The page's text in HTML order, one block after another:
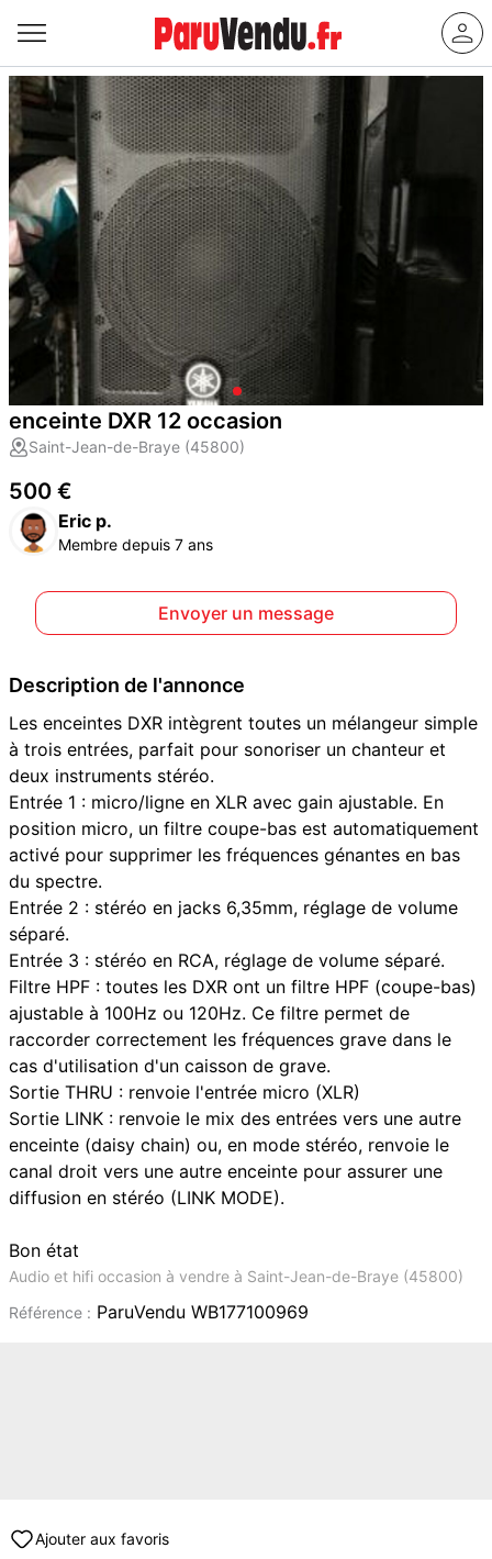
enceinte DXR 12 occasion
Saint-Jean-de-Braye (45800)
500 €
Eric p.
Membre depuis 7 ans
Envoyer un message
Description de l'annonce
Les enceintes DXR intègrent toutes un mélangeur simple
à trois entrées, parfait pour sonoriser un chanteur et
deux instruments stéréo.
Entrée 1 : micro/ligne en XLR avec gain ajustable. En
position micro, un filtre coupe-bas est automatiquement
activé pour supprimer les fréquences génantes en bas
du spectre.
Entrée 2 : stéréo en jacks 6,35mm, réglage de volume
séparé.
Entrée 3 : stéréo en RCA, réglage de volume séparé.
Filtre HPF : toutes les DXR ont un filtre HPF (coupe-bas)
ajustable à 100Hz ou 120Hz. Ce filtre permet de
raccorder correctement les fréquences grave dans le
cas d'utilisation d'un caisson de grave.
Sortie THRU : renvoie l'entrée micro (XLR)
Sortie LINK : renvoie le mix des entrées vers une autre
enceinte (daisy chain) ou, en mode stéréo, renvoie le
canal droit vers une autre enceinte pour assurer une
diffusion en stéréo (LINK MODE).
Bon état
Audio et hifi occasion à vendre à Saint-Jean-de-Braye (45800)
Référence : ParuVendu WB177100969
Ajouter aux favoris